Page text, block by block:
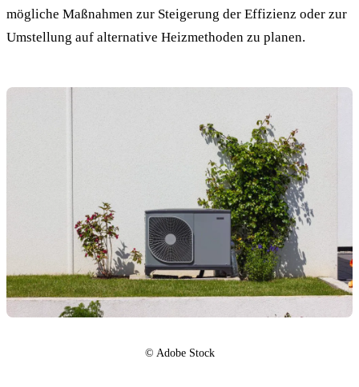
mögliche Maßnahmen zur Steigerung der Effizienz oder zur
Umstellung auf alternative Heizmethoden zu planen.
©️ Adobe Stock